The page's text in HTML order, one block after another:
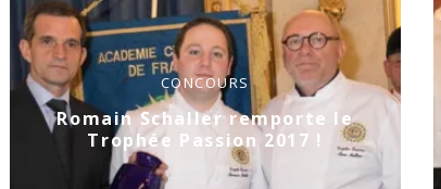
CONCOURS
Romain Schaller remporte le
Trophée Passion 2017 !